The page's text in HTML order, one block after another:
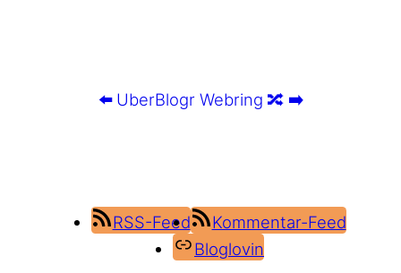
⬅️ UberBlogr Webring 🔀 ➡️
RSS-Feed
Kommentar-Feed
Bloglovin